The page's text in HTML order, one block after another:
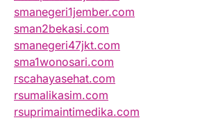
smanegeri1jember.com
sman2bekasi.com
smanegeri47jkt.com
sma1wonosari.com
rscahayasehat.com
rsumalikasim.com
rsuprimaintimedika.com